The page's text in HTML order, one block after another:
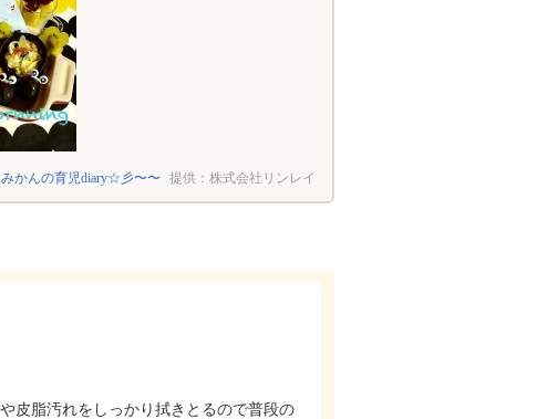
かんの育児diary☆彡〜〜 提供：株式会社リンレイ
皮脂汚れをしっかり拭きとるので普段の